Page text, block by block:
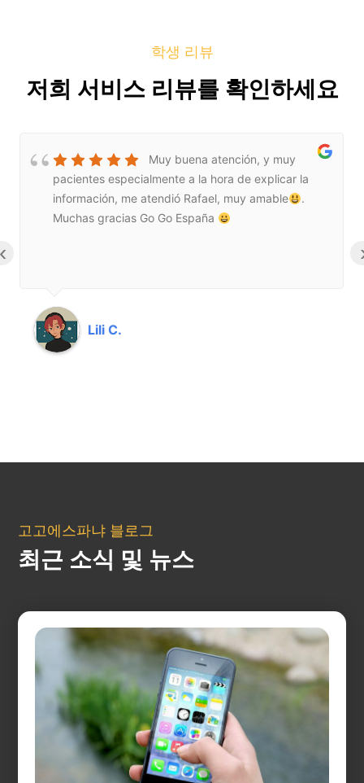
학생 리뷰
저희 서비스 리뷰를 확인하세요
Muy buena atención, y muy
pacientes especialmente a la hora de explicar la
información, me atendió Rafael, muy amable
.
Muchas gracias Go Go España
Lili C.
‹
고고에스파냐 블로그
최근 소식 및 뉴스